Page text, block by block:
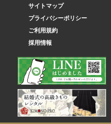
サイトマップ
プライバシーポリシー
ご利用規約
採用情報